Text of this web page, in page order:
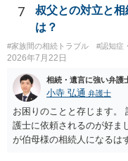
ける役員の選任が会長の
意により委託契約は有効に
7
叔父との対立と
は？
#家族間の相続トラブル #認知症
2026年7月22日
相続・遺言に強い弁護
小寺 弘通 弁護士
お困りのことと存じます。
護士に依頼されるのが好ま
が伯母様の相続人になるは